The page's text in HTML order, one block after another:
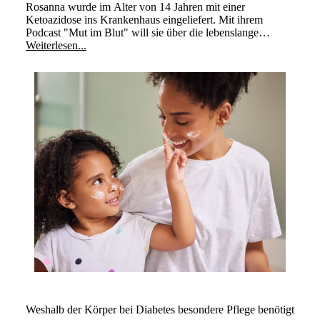
Rosanna wurde im Alter von 14 Jahren mit einer
Ketoazidose ins Krankenhaus eingeliefert. Mit ihrem
Podcast "Mut im Blut" will sie über die lebenslange
Erkrankung aufklären.
Weiterlesen...
Weshalb der Körper bei Diabetes besondere Pflege benötigt